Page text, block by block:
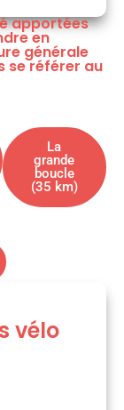
apportées
en
générale
se référer au
La
grande
boucle
(35 km)
vélo